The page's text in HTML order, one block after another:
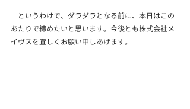
というわけで、ダラダラとなる前に、本日はこの
あたりで締めたいと思います。今後とも株式会社メ
イヴスを宜しくお願い申しあげます。